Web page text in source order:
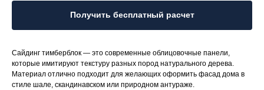
Получить бесплатный расчет
Сайдинг тимберблок — это современные облицовочные панели,
которые имитируют текстуру разных пород натурального дерева.
Материал отлично подходит для желающих оформить фасад дома в
стиле шале, скандинавском или природном антураже.